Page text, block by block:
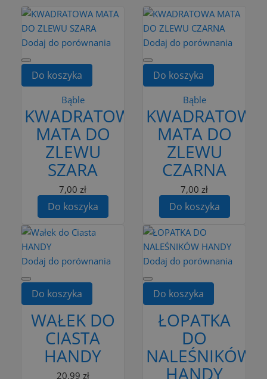
Dodaj do porównania
Do koszyka
Bąble
KWADRATOWA
MATA DO
ZLEWU
SZARA
7,00 zł
Do koszyka
Dodaj do porównania
Do koszyka
Bąble
KWADRATOWA
MATA DO
ZLEWU
CZARNA
7,00 zł
Do koszyka
Dodaj do porównania
Do koszyka
WAŁEK DO
CIASTA
HANDY
20,99 zł
Dodaj do porównania
Do koszyka
ŁOPATKA
DO
NALEŚNIKÓW
HANDY